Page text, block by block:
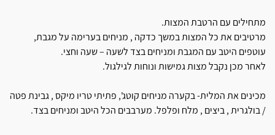
מתחילים עם הרטבת המצות.
מרטיבים את כל המצות במשך כדקה , מניחים בערימה על מגבת,
עוטפים היטב עם המגבת ומניחים בצד לשעה – שעה וחצי.
לאחר מכן נקבל מצות גמישות ונוחות לגילגול.
מכינים את המלית- בקערה מניחים קוטג', פתיתי טריו מיקס , גבינת פטה
/ בולגרית , ביצים , מלח ופלפל. מערבבים הכל היטב ומניחים בצד.